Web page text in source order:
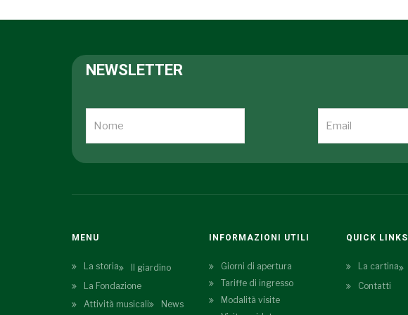
NEWSLETTER
MENU
La storia
Il giardino
La Fondazione
Attività musicali
News
INFORMAZIONI UTILI
Giorni di apertura
Tariffe di ingresso
Modalità visite
QUICK LINKS
La cartina
Contatti